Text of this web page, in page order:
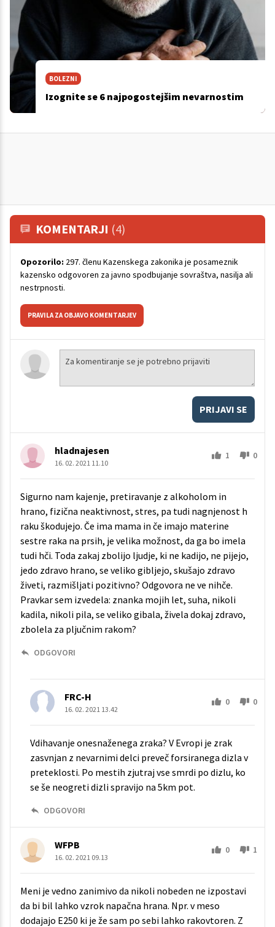
BOLEZNI
Izognite se 6 najpogostejšim nevarnostim
KOMENTARJI (4)
Opozorilo: 297. členu Kazenskega zakonika je posameznik
kazensko odgovoren za javno spodbujanje sovraštva, nasilja ali
nestrpnosti.
PRAVILA ZA OBJAVO KOMENTARJEV
PRIJAVI SE
hladnajesen
16. 02. 2021 11.10
1 0
Sigurno nam kajenje, pretiravanje z alkoholom in
hrano, fizična neaktivnost, stres, pa tudi nagnjenost h
raku škodujejo. Če ima mama in če imajo materine
sestre raka na prsih, je velika možnost, da ga bo imela
tudi hči. Toda zakaj zbolijo ljudje, ki ne kadijo, ne pijejo,
jedo zdravo hrano, se veliko gibljejo, skušajo zdravo
živeti, razmišljati pozitivno? Odgovora ne ve nihče.
Pravkar sem izvedela: znanka mojih let, suha, nikoli
kadila, nikoli pila, se veliko gibala, živela dokaj zdravo,
zbolela za pljučnim rakom?
ODGOVORI
FRC-H
16. 02. 2021 13.42
0 0
Vdihavanje onesnaženega zraka? V Evropi je zrak
zasvnjan z nevarnimi delci preveč forsiranega dizla v
preteklosti. Po mestih zjutraj vse smrdi po dizlu, ko
se še neogreti dizli spravijo na 5km pot.
ODGOVORI
WFPB
16. 02. 2021 09.13
0 1
Meni je vedno zanimivo da nikoli nobeden ne izpostavi
da bi bil lahko vzrok napačna hrana. Npr. v meso
dodajajo E250 ki je že sam po sebi lahko rakovtoren. Z